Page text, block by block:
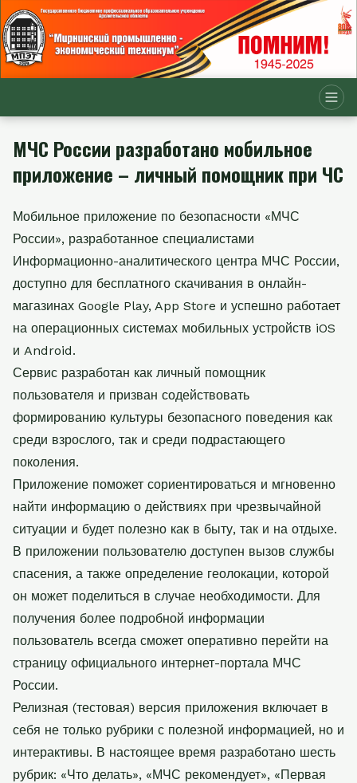
МЧС России разработано мобильное
приложение – личный помощник при ЧС
Мобильное приложение по безопасности «МЧС
России», разработанное специалистами
Информационно-аналитического центра МЧС России,
доступно для бесплатного скачивания в онлайн-
магазинах Google Play, App Store и успешно работает
на операционных системах мобильных устройств iOS
и Android.
Сервис разработан как личный помощник
пользователя и призван содействовать
формированию культуры безопасного поведения как
среди взрослого, так и среди подрастающего
поколения.
Приложение поможет сориентироваться и мгновенно
найти информацию о действиях при чрезвычайной
ситуации и будет полезно как в быту, так и на отдыхе.
В приложении пользователю доступен вызов службы
спасения, а также определение геолокации, которой
он может поделиться в случае необходимости. Для
получения более подробной информации
пользователь всегда сможет оперативно перейти на
страницу официального интернет-портала МЧС
России.
Релизная (тестовая) версия приложения включает в
себя не только рубрики с полезной информацией, но и
интерактивы. В настоящее время разработано шесть
рубрик: «Что делать», «МЧС рекомендует», «Первая